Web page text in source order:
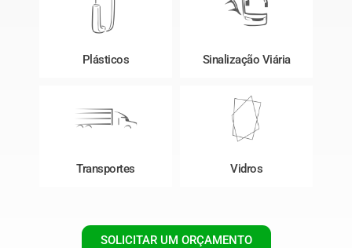
Plásticos Sinalização Viária
Transportes Vidros
SOLICITAR UM ORÇAMENTO